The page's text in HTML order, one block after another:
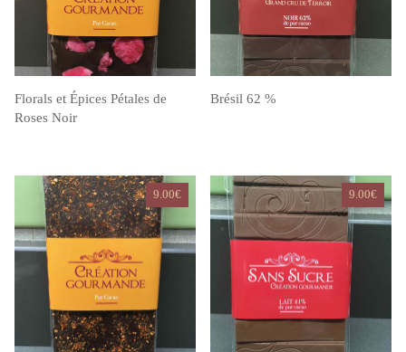
Florals et Épices Pétales de
Roses Noir
Brésil 62 %
9.00€ 9.00€